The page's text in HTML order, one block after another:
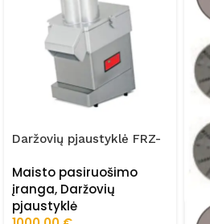
Daržovių pjaustyklė FRZ-
Maisto pasiruošimo
įranga, Daržovių
pjaustyklė